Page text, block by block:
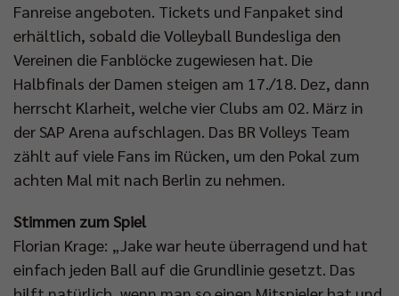
Fanreise angeboten. Tickets und Fanpaket sind
erhältlich, sobald die Volleyball Bundesliga den
Vereinen die Fanblöcke zugewiesen hat. Die
Halbfinals der Damen steigen am 17./18. Dez, dann
herrscht Klarheit, welche vier Clubs am 02. März in
der SAP Arena aufschlagen. Das BR Volleys Team
zählt auf viele Fans im Rücken, um den Pokal zum
achten Mal mit nach Berlin zu nehmen.
Stimmen zum Spiel
Florian Krage: „Jake war heute überragend und hat
einfach jeden Ball auf die Grundlinie gesetzt. Das